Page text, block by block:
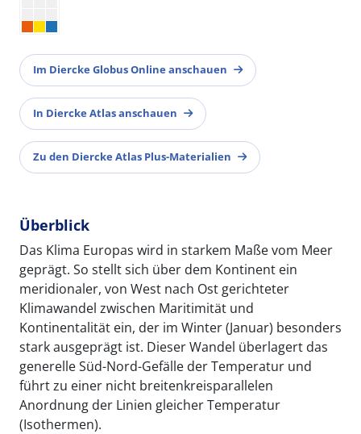
Im Diercke Globus Online anschauen
In Diercke Atlas anschauen
Zu den Diercke Atlas Plus-Materialien
Überblick
Das Klima Europas wird in starkem Maße vom Meer
geprägt. So stellt sich über dem Kontinent ein
meridionaler, von West nach Ost gerichteter
Klimawandel zwischen Maritimität und
Kontinentalität ein, der im Winter (Januar) besonders
stark ausgeprägt ist. Dieser Wandel überlagert das
generelle Süd-Nord-Gefälle der Temperatur und
führt zu einer nicht breitenkreisparallelen
Anordnung der Linien gleicher Temperatur
(Isothermen).